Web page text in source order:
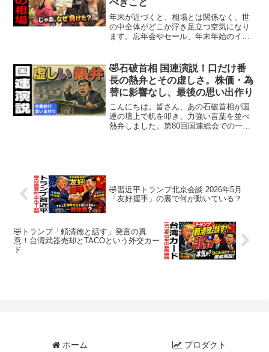
べきこと
年末が近づくと、相場とは関係なく、世
の中全体がどこか浮き足立つ空気になり
ます。忘年会やセール、年末年始のイベ
ード判断も鈍りやすい時期と言えるでし
ょう。トレードにおいても...
🤣石破首相 国連演説！口だけ番
長の熱弁とその虚しさ。株価・為
替に影響なし、最後の思い出作り
こんにちは。皆さん、あの石破首相が国
連の壇上で机を叩き、力強い言葉を並べ
熱弁しました。第80回国連総会での一般
🤣習近平トランプ北京会談 2026年5月
「友好握手」の裏で何が動いている？
🤣トランプ「頼清徳と話す」発言の真
意！台湾武器売却とTACOという外交カー
ド
ホーム プロダクト